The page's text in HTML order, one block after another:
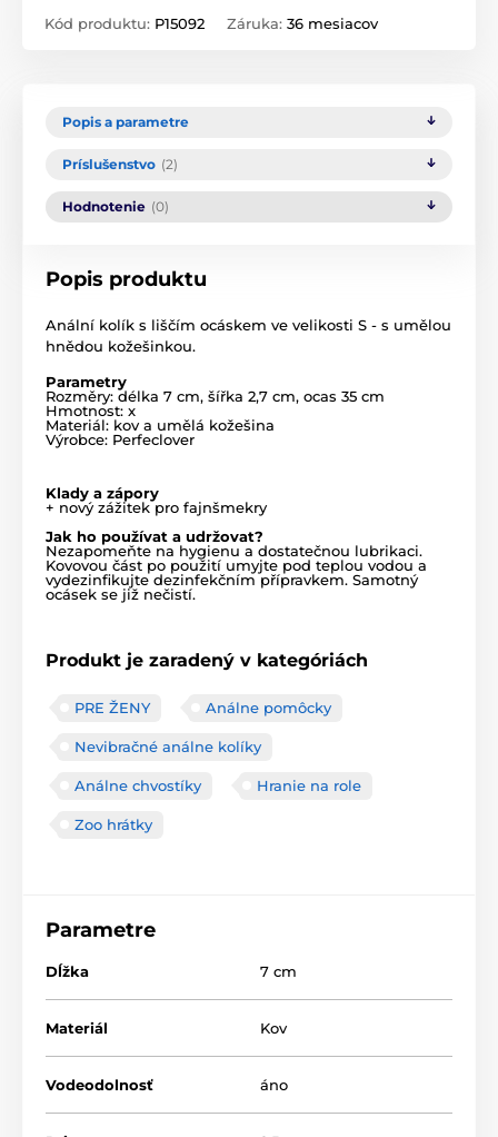
Kód produktu: P15092 Záruka: 36 mesiacov
Popis a parametre
Príslušenstvo (2)
Hodnotenie (0)
Popis produktu
Anální kolík s liščím ocáskem ve velikosti S - s umělou
hnědou kožešinkou.
Parametry
Rozměry: délka 7 cm, šířka 2,7 cm, ocas 35 cm
Hmotnost: x
Materiál: kov a umělá kožešina
Výrobce: Perfeclover
Klady a zápory
+ nový zážitek pro fajnšmekry
Jak ho používat a udržovat?
Nezapomeňte na hygienu a dostatečnou lubrikaci.
Kovovou část po použití umyjte pod teplou vodou a
vydezinfikujte dezinfekčním přípravkem. Samotný
ocásek se již nečistí.
Produkt je zaradený v kategóriách
PRE ŽENY Análne pomôcky
Nevibračné análne kolíky
Análne chvostíky Hranie na role
Zoo hrátky
Parametre
Dĺžka 7 cm
Materiál Kov
Vodeodolnosť áno